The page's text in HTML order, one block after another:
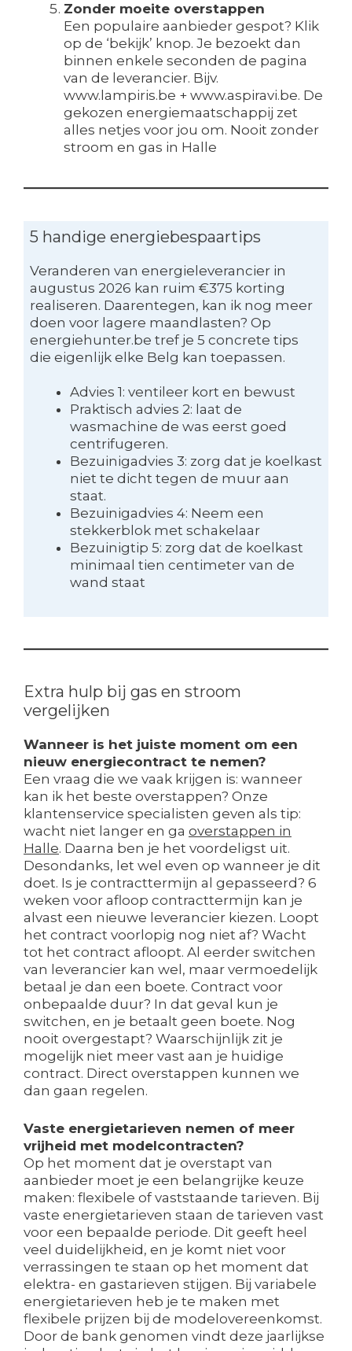
Zonder moeite overstappen
Een populaire aanbieder gespot? Klik
op de ‘bekijk’ knop. Je bezoekt dan
binnen enkele seconden de pagina
van de leverancier. Bijv.
www.lampiris.be + www.aspiravi.be. De
gekozen energiemaatschappij zet
alles netjes voor jou om. Nooit zonder
stroom en gas in Halle
5 handige energiebespaartips
Veranderen van energieleverancier in
augustus 2026 kan ruim €375 korting
realiseren. Daarentegen, kan ik nog meer
doen voor lagere maandlasten? Op
energiehunter.be tref je 5 concrete tips
die eigenlijk elke Belg kan toepassen.
Advies 1: ventileer kort en bewust
Praktisch advies 2: laat de
wasmachine de was eerst goed
centrifugeren.
Bezuinigadvies 3: zorg dat je koelkast
niet te dicht tegen de muur aan
staat.
Bezuinigadvies 4: Neem een
stekkerblok met schakelaar
Bezuinigtip 5: zorg dat de koelkast
minimaal tien centimeter van de
wand staat
Extra hulp bij gas en stroom
vergelijken
Wanneer is het juiste moment om een
nieuw energiecontract te nemen?
Een vraag die we vaak krijgen is: wanneer
kan ik het beste overstappen? Onze
klantenservice specialisten geven als tip:
wacht niet langer en ga overstappen in
Halle. Daarna ben je het voordeligst uit.
Desondanks, let wel even op wanneer je dit
doet. Is je contracttermijn al gepasseerd? 6
weken voor afloop contracttermijn kan je
alvast een nieuwe leverancier kiezen. Loopt
het contract voorlopig nog niet af? Wacht
tot het contract afloopt. Al eerder switchen
van leverancier kan wel, maar vermoedelijk
betaal je dan een boete. Contract voor
onbepaalde duur? In dat geval kun je
switchen, en je betaalt geen boete. Nog
nooit overgestapt? Waarschijnlijk zit je
mogelijk niet meer vast aan je huidige
contract. Direct overstappen kunnen we
dan gaan regelen.
Vaste energietarieven nemen of meer
vrijheid met modelcontracten?
Op het moment dat je overstapt van
aanbieder moet je een belangrijke keuze
maken: flexibele of vaststaande tarieven. Bij
vaste energietarieven staan de tarieven vast
voor een bepaalde periode. Dit geeft heel
veel duidelijkheid, en je komt niet voor
verrassingen te staan op het moment dat
elektra- en gastarieven stijgen. Bij variabele
energietarieven heb je te maken met
flexibele prijzen bij de modelovereenkomst.
Door de bank genomen vindt deze jaarlijkse